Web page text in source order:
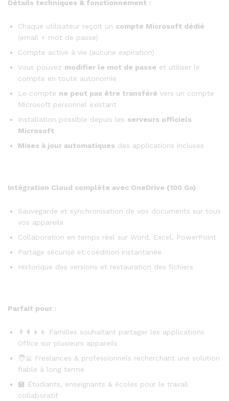
Détails techniques & fonctionnement :
Chaque utilisateur reçoit un compte Microsoft dédié
(email + mot de passe)
Compte activé à vie (aucune expiration)
Vous pouvez modifier le mot de passe et utiliser le
compte en toute autonomie
Le compte ne peut pas être transféré vers un compte
Microsoft personnel existant
Installation possible depuis les serveurs officiels
Microsoft
Mises à jour automatiques des applications incluses
Intégration Cloud complète avec OneDrive (100 Go)
Sauvegarde et synchronisation de vos documents sur tous
vos appareils
Collaboration en temps réel sur Word, Excel, PowerPoint
Partage sécurisé et coédition instantanée
Historique des versions et restauration des fichiers
Parfait pour :
👨‍👩‍👧‍👦 Familles souhaitant partager les applications
Office sur plusieurs appareils
🧑‍💻 Freelances & professionnels recherchant une solution
fiable à long terme
🏫 Étudiants, enseignants & écoles pour le travail
collaboratif